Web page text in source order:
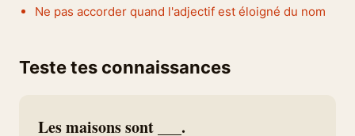
Ne pas accorder quand l'adjectif est éloigné du nom
Teste tes connaissances
Les maisons sont ___.